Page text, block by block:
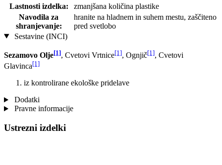
Lastnosti izdelka:
zmanjšana količina plastike
Navodila za
shranjevanje:
hranite na hladnem in suhem mestu, zaščiteno
pred svetlobo
Sestavine (INCI)
Sezamovo Olje[1], Cvetovi Vrtnice[1], Ognjič[1], Cvetovi
Glavinca[1]
iz kontrolirane ekološke pridelave
Dodatki
Pravne informacije
Ustrezni izdelki